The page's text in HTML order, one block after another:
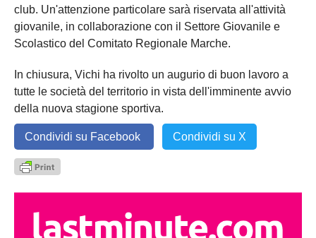
club. Un'attenzione particolare sarà riservata all'attività
giovanile, in collaborazione con il Settore Giovanile e
Scolastico del Comitato Regionale Marche.
In chiusura, Vichi ha rivolto un augurio di buon lavoro a
tutte le società del territorio in vista dell'imminente avvio
della nuova stagione sportiva.
Condividi su Facebook Condividi su X